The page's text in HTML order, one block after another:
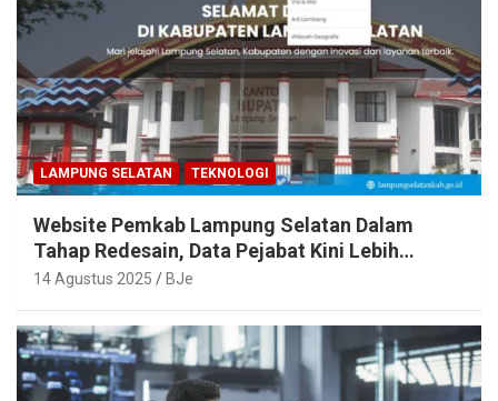
LAMPUNG SELATAN TEKNOLOGI
Website Pemkab Lampung Selatan Dalam
Tahap Redesain, Data Pejabat Kini Lebih
Mudah Diakses
14 Agustus 2025 BJe